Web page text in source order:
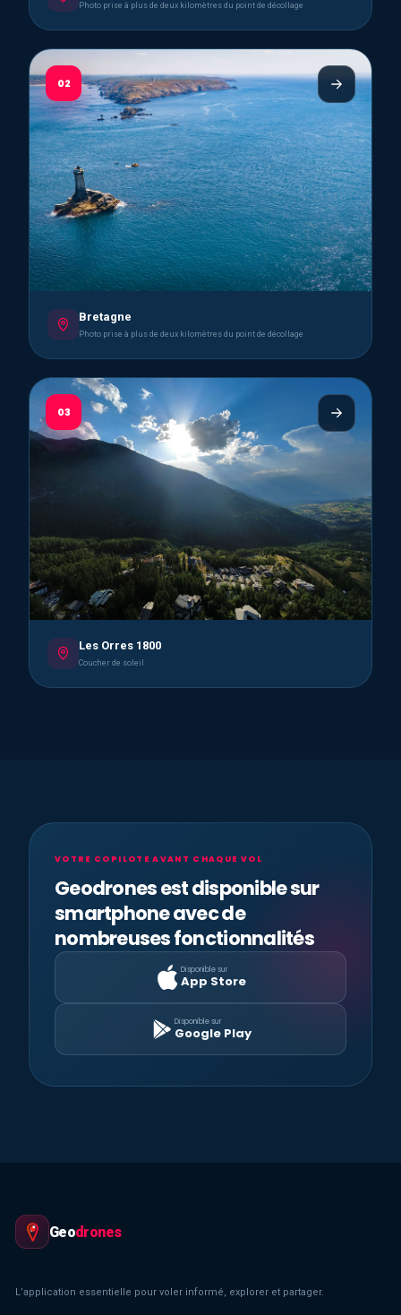
Photo prise à plus de deux kilomètres du point de décollage
02
Bretagne
Photo prise à plus de deux kilomètres du point de décollage
03
Les Orres 1800
Coucher de soleil
VOTRE COPILOTE AVANT CHAQUE VOL
Geodrones est disponible sur
smartphone avec de
nombreuses fonctionnalités
Disponible sur
App Store
Disponible sur
Google Play
Geodrones
L’application essentielle pour voler informé, explorer et partager.